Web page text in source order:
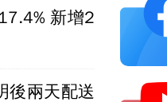
新增2
後兩天配送